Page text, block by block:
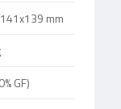
mm
GF)